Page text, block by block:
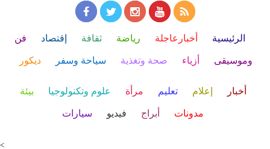
الرئيسية أخبارعاجلة رياضة ثقافة إقتصاد فن
وموسيقى أزياء صحة وتغذية سياحة وسفر ديكور
أخبار إعلام تعليم مرأة علوم وتكنولوجيا بيئة
مدونات أبراج فيديو سيارات
<